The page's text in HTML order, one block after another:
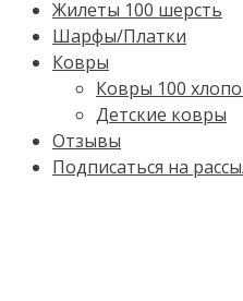
Жилеты 100 шерсть
Шарфы/Платки
Ковры
Ковры 100
Детские ковры
Отзывы
Подписаться на